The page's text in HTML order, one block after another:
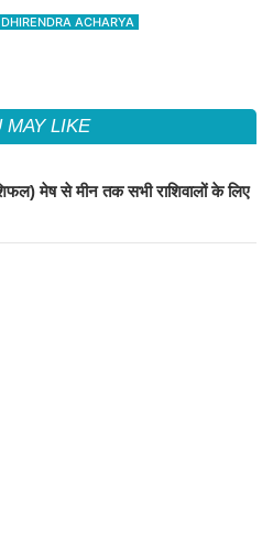
ताराचंद सारस्वत के सतत प्रयास
DHIRENDRA ACHARYA
MAY LIKE
मेष से मीन तक सभी राशिवालों के लिए